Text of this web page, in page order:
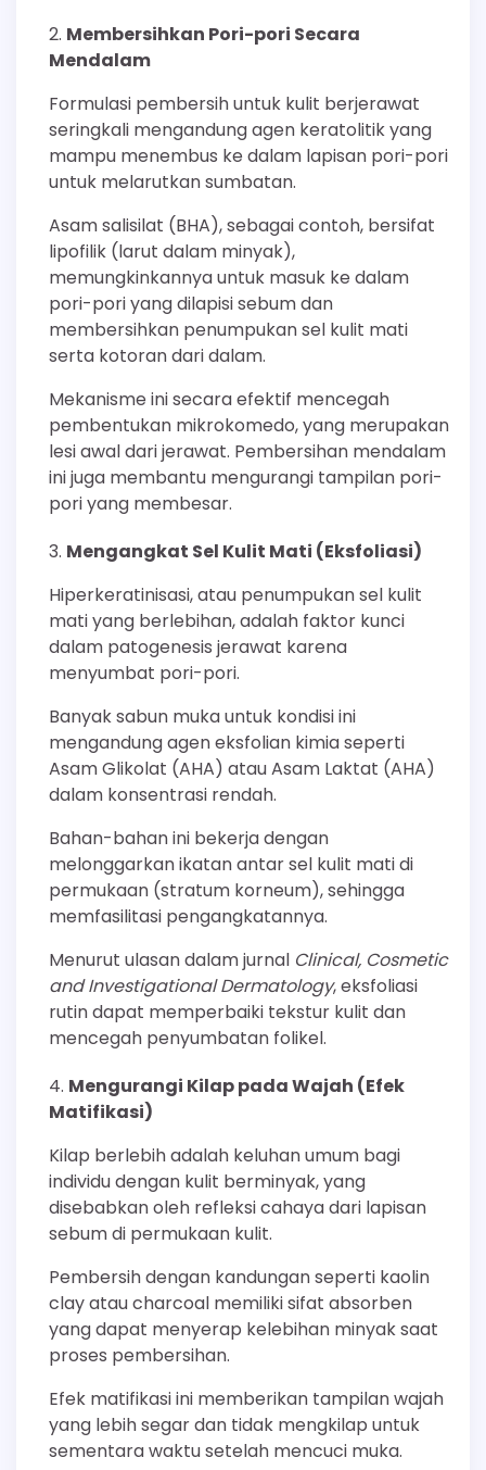
Membersihkan Pori-pori Secara
Mendalam
Formulasi pembersih untuk kulit berjerawat
seringkali mengandung agen keratolitik yang
mampu menembus ke dalam lapisan pori-pori
untuk melarutkan sumbatan.
Asam salisilat (BHA), sebagai contoh, bersifat
lipofilik (larut dalam minyak),
memungkinkannya untuk masuk ke dalam
pori-pori yang dilapisi sebum dan
membersihkan penumpukan sel kulit mati
serta kotoran dari dalam.
Mekanisme ini secara efektif mencegah
pembentukan mikrokomedo, yang merupakan
lesi awal dari jerawat. Pembersihan mendalam
ini juga membantu mengurangi tampilan pori-
pori yang membesar.
Mengangkat Sel Kulit Mati (Eksfoliasi)
Hiperkeratinisasi, atau penumpukan sel kulit
mati yang berlebihan, adalah faktor kunci
dalam patogenesis jerawat karena
menyumbat pori-pori.
Banyak sabun muka untuk kondisi ini
mengandung agen eksfolian kimia seperti
Asam Glikolat (AHA) atau Asam Laktat (AHA)
dalam konsentrasi rendah.
Bahan-bahan ini bekerja dengan
melonggarkan ikatan antar sel kulit mati di
permukaan (stratum korneum), sehingga
memfasilitasi pengangkatannya.
Menurut ulasan dalam jurnal Clinical, Cosmetic
and Investigational Dermatology, eksfoliasi
rutin dapat memperbaiki tekstur kulit dan
mencegah penyumbatan folikel.
Mengurangi Kilap pada Wajah (Efek
Matifikasi)
Kilap berlebih adalah keluhan umum bagi
individu dengan kulit berminyak, yang
disebabkan oleh refleksi cahaya dari lapisan
sebum di permukaan kulit.
Pembersih dengan kandungan seperti kaolin
clay atau charcoal memiliki sifat absorben
yang dapat menyerap kelebihan minyak saat
proses pembersihan.
Efek matifikasi ini memberikan tampilan wajah
yang lebih segar dan tidak mengkilap untuk
sementara waktu setelah mencuci muka.